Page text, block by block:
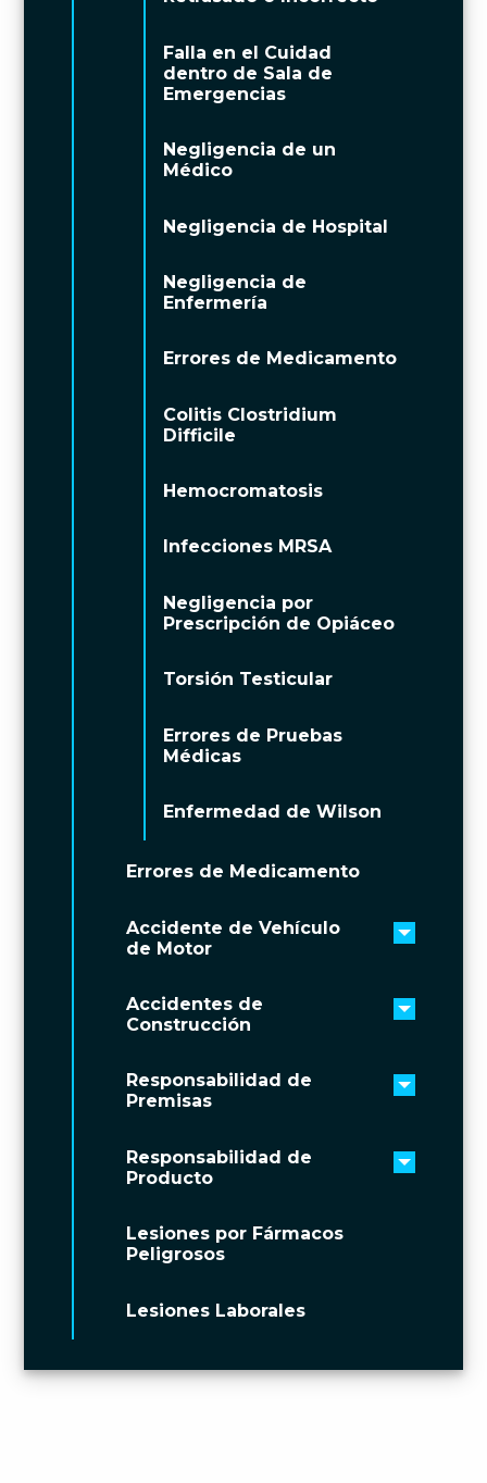
Falla en el Cuidad
dentro de Sala de
Emergencias
Negligencia de un
Médico
Negligencia de Hospital
Negligencia de
Enfermería
Errores de Medicamento
Colitis Clostridium
Difficile
Hemocromatosis
Infecciones MRSA
Negligencia por
Prescripción de Opiáceo
Torsión Testicular
Errores de Pruebas
Médicas
Enfermedad de Wilson
Errores de Medicamento
Accidente de Vehículo
de Motor
Toggle
Accidentes de
Construcción
Toggle
Responsabilidad de
Premisas
Toggle
Responsabilidad de
Producto
Toggle
Lesiones por Fármacos
Peligrosos
Lesiones Laborales